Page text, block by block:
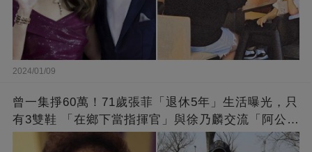
2024/01/09
曾一集掙60萬！71歲張菲「退休5年」生活曝光，只
有3雙鞋 「在鄉下當指揮官」與徐乃麟交流「阿公